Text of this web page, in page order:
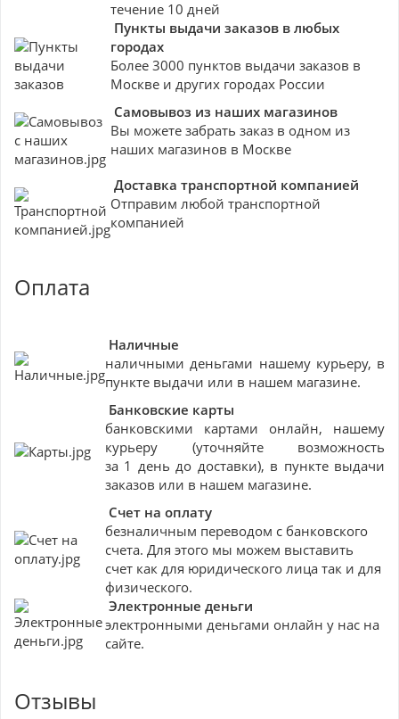
течение 10 дней
Пункты выдачи заказов в любых
городах
Более 3000 пунктов выдачи заказов в
Москве и других городах России
Самовывоз из наших магазинов
Вы можете забрать заказ в одном из
наших магазинов в Москве
Доставка транспортной компанией
Отправим любой транспортной
компанией
Оплата
Наличные
наличными деньгами нашему курьеру, в
пункте выдачи или в нашем магазине.
Банковские карты
банковскими картами онлайн, нашему
курьеру (уточняйте возможность
за 1 день до доставки), в пункте выдачи
заказов или в нашем магазине.
Счет на оплату
безналичным переводом с банковского
счета. Для этого мы можем выставить
счет как для юридического лица так и для
физического.
Электронные деньги
электронными деньгами онлайн у нас на
сайте.
Отзывы